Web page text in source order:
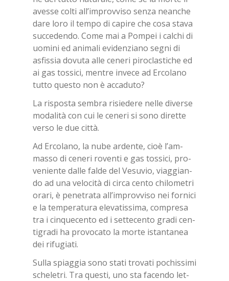
aves­se col­ti al­l’im­prov­vi­so sen­za nean­che
dare loro il tem­po di ca­pi­re che cosa sta­va
suc­ce­den­do. Come mai a Pom­pei i cal­chi di
uo­mi­ni ed ani­ma­li evi­den­zia­no se­gni di
asfis­sia do­vu­ta alle ce­ne­ri pi­ro­cla­sti­che ed
ai gas tos­si­ci, men­tre in­ve­ce ad Er­co­la­no
tut­to que­sto non è ac­ca­du­to?
La ri­spo­sta sem­bra ri­sie­de­re nel­le di­ver­se
mo­da­li­tà con cui le ce­ne­ri si sono di­ret­te
ver­so le due cit­tà.
Ad Er­co­la­no, la nube ar­den­te, cioè l’am­
mas­so di ce­ne­ri ro­ven­ti e gas tos­si­ci, pro­
ve­nien­te dal­le fal­de del Ve­su­vio, viag­gian­
do ad una ve­lo­ci­tà di cir­ca cen­to chi­lo­me­tri
ora­ri, è pe­ne­tra­ta al­l’im­prov­vi­so nei for­ni­ci
e la tem­pe­ra­tu­ra ele­va­tis­si­ma, com­pre­sa
tra i cin­que­cen­to ed i set­te­cen­to gra­di cen­
ti­gra­di ha pro­vo­ca­to la mor­te istan­ta­nea
dei ri­fu­gia­ti.
Sul­la spiag­gia sono sta­ti tro­va­ti po­chis­si­mi
sche­le­tri. Tra que­sti, uno sta fa­cen­do let­